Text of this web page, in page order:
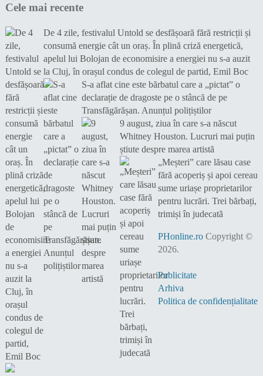
Cele mai recente
De 4 zile, festivalul Untold se desfășoară fără restricții și
consumă energie cât un oraș. În plină criză energetică,
apelul lui Bolojan de economisire a energiei nu s-a auzit
la Cluj, în orașul condus de colegul de partid, Emil Boc
S-a aflat cine este bărbatul care a „pictat” o
declarație de dragoste pe o stâncă de pe
Transfăgărășan. Anunțul polițiștilor
9 august, ziua în care s-a născut
Whitney Houston. Lucruri mai puțin
știute despre marea artistă
„Meșteri” care lăsau case
fără acoperiș și apoi cereau
sume uriașe proprietarilor
pentru lucrări. Trei bărbați,
trimiși în judecată
PHonline.roCopyright ©
2026.
Publicitate
Arhiva
Politica de confidențialitate